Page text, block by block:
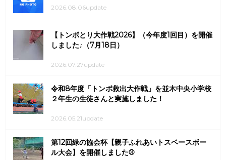
2026.08.06update
【トンボとり大作戦2026】（今年度1回目）を開催
しました♪（7月18日）
2026.07.27update
令和8年度「トンボ救出大作戦」を並木中央小学校
２年生の生徒さんと実施しました！
2026.05.21update
第12回緑の協会杯【親子ふれあいトスベースボー
ル大会】を開催しました⚾